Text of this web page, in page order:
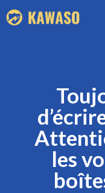
Aller
au
les